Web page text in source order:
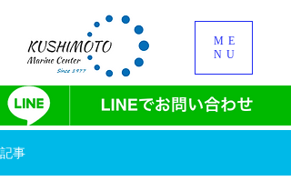
ME
NU
記事